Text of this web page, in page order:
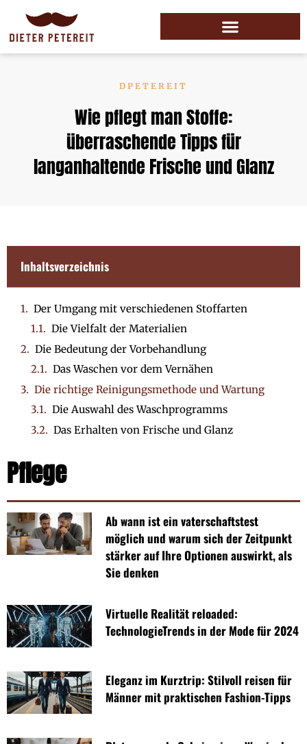
DPETEREIT
Wie pflegt man Stoffe:
überraschende Tipps für
langanhaltende Frische und Glanz
Inhaltsverzeichnis
Der Umgang mit verschiedenen Stoffarten
Die Vielfalt der Materialien
Die Bedeutung der Vorbehandlung
Das Waschen vor dem Vernähen
Die richtige Reinigungsmethode und Wartung
Die Auswahl des Waschprogramms
Das Erhalten von Frische und Glanz
Pflege
Ab wann ist ein vaterschaftstest
möglich und warum sich der Zeitpunkt
stärker auf Ihre Optionen auswirkt, als
Sie denken
Virtuelle Realität reloaded:
TechnologieTrends in der Mode für 2024
Eleganz im Kurztrip: Stilvoll reisen für
Männer mit praktischen Fashion-Tipps